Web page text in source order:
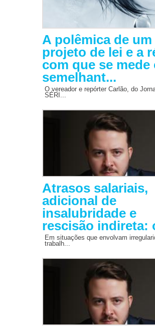
A polêmica de um
projeto de lei e a
com que se mede
semelhant...
O vereador e repórter Carlão, do
SÉRI...
Atrasos salariais,
adicional de
insalubridade e
rescisão indireta:
Em situações que envolvam
trabalh...